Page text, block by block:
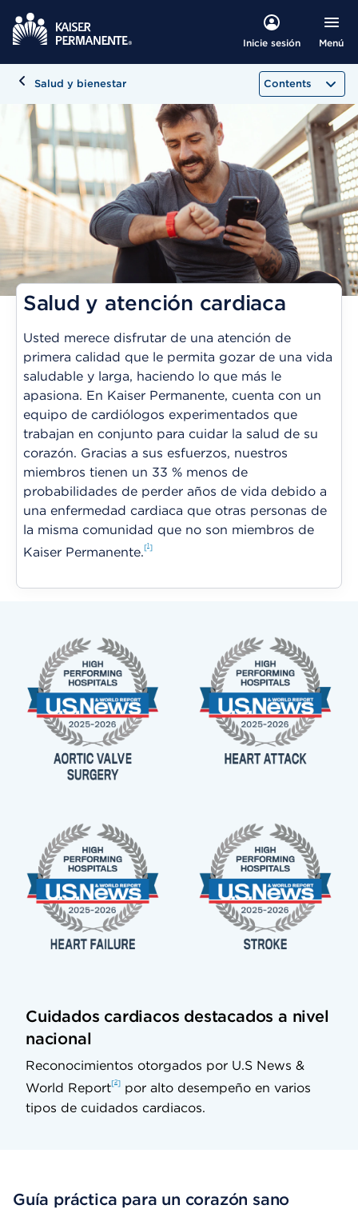
Inicie sesión Menú
Salud y bienestar Contents
Salud y atención cardiaca
Usted merece disfrutar de una atención de
primera calidad que le permita gozar de una vida
saludable y larga, haciendo lo que más le
apasiona. En Kaiser Permanente, cuenta con un
equipo de cardiólogos experimentados que
trabajan en conjunto para cuidar la salud de su
corazón. Gracias a sus esfuerzos, nuestros
miembros tienen un 33 % menos de
probabilidades de perder años de vida debido a
una enfermedad cardiaca que otras personas de
la misma comunidad que no son miembros de
Kaiser Permanente. 1
Cuidados cardiacos destacados a nivel
nacional
Reconocimientos otorgados por U.S News &
World Report 2
por alto desempeño en varios
tipos de cuidados cardiacos.
Guía práctica para un corazón sano